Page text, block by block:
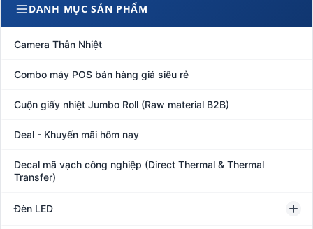
DANH MỤC SẢN PHẨM
Camera Thân Nhiệt
Combo máy POS bán hàng giá siêu rẻ
Cuộn giấy nhiệt Jumbo Roll (Raw material B2B)
Deal - Khuyến mãi hôm nay
Decal mã vạch công nghiệp (Direct Thermal & Thermal
Transfer)
Đèn LED